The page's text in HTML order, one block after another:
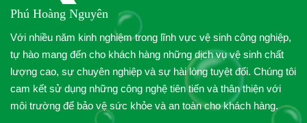
Phú Hoàng Nguyên
Với nhiều năm kinh nghiệm trong lĩnh vực vệ sinh công nghiệp,
tự hào mang đến cho khách hàng những dịch vụ vệ sinh chất
lượng cao, sự chuyên nghiệp và sự hài lòng tuyệt đối. Chúng tôi
cam kết sử dụng những công nghệ tiên tiến và thân thiện với
môi trường để bảo vệ sức khỏe và an toàn cho khách hàng.